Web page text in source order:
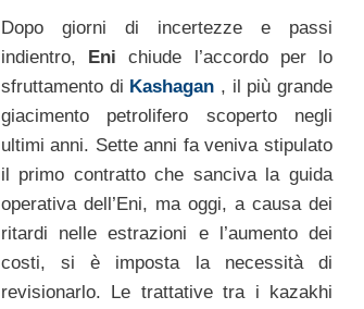
Dopo giorni di incertezze e passi
indientro, Eni chiude l’accordo per lo
sfruttamento di Kashagan , il più grande
giacimento petrolifero scoperto negli
ultimi anni. Sette anni fa veniva stipulato
il primo contratto che sanciva la guida
operativa dell’Eni, ma oggi, a causa dei
ritardi nelle estrazioni e l’aumento dei
costi, si è imposta la necessità di
revisionarlo. Le trattative tra i kazakhi